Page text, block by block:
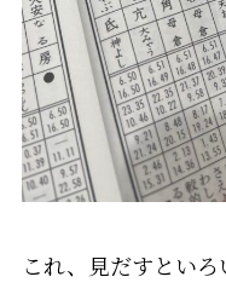
これ、見だすといろ